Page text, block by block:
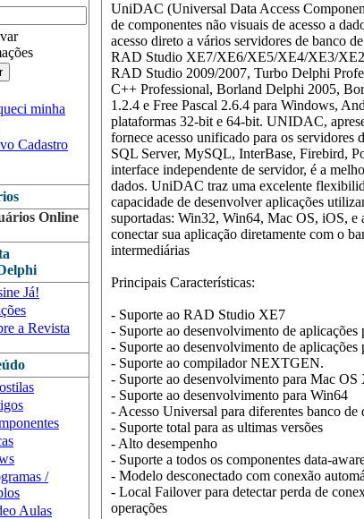
minha
Cadastro
Online
Já!
a Revista
/
Aulas
UniDAC (Universal Data Access
de componentes não visuais de acesso a
acesso direto a vários servidores de banco
RAD Studio XE7/XE6/XE5/XE4/XE3/
RAD Studio 2009/2007, Turbo Delphi
C++ Professional, Borland Delphi 2005,
1.2.4 e Free Pascal 2.6.4 para Windows,
plataformas 32-bit e 64-bit. UNIDAC,
fornece acesso unificado para os
SQL Server, MySQL, InterBase, Firebird,
interface independente de servidor, é a
dados. UniDAC traz uma excelente
capacidade de desenvolver aplicações
suportadas: Win32, Win64, Mac OS, iOS,
conectar sua aplicação diretamente com o
intermediárias
Principais Características:
- Suporte ao RAD Studio XE7
- Suporte ao desenvolvimento de aplicações
- Suporte ao desenvolvimento de aplicações
- Suporte ao compilador NEXTGEN.
- Suporte ao desenvolvimento para Mac OS
- Suporte ao desenvolvimento para Win64
- Acesso Universal para diferentes banco de
- Suporte total para as ultimas versões
- Alto desempenho
- Suporte a todos os componentes data-
- Modelo desconectado com conexão
- Local Failover para detectar perda de
operações